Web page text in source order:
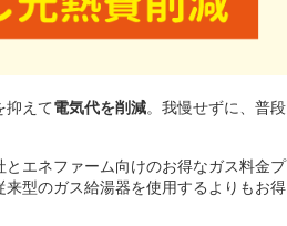
抑えて電気代を削減。我慢せずに、普段
エネファーム向けのお得なガス料金プ
来型のガス給湯器を使用するよりもお得